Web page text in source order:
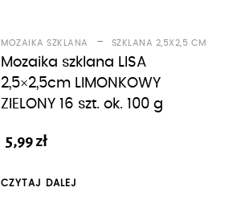
MOZAIKA SZKLANA - SZKLANA 2,5X2,5 CM
Mozaika szklana LISA
2,5×2,5cm LIMONKOWY
ZIELONY 16 szt. ok. 100 g
5,99zł
CZYTAJ DALEJ